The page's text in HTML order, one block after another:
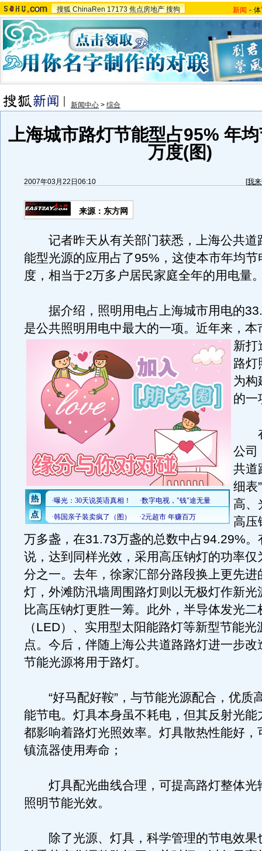
搜狐 ChinaRen 17173 焦点房地产 搜狗 新闻 -
新闻中心 > 综合
上海城市路灯节能型占95% 年
万度(图)
2007年03月22日06:10 [我
来源：东方网
记者昨天从有关部门获悉，上海公共道
能型光源的应用占了95%，这使本市年均
度，相当于2万多户居民家庭全年的用电量
据介绍，照明用电占上海城市用电的
是公共照明用电中最大的一项。 近年来，本
新打
路灯
为构
的一
在
公司
共道
细表
高、
高压
万多盏，在31.73万盏的总数中占94.29%。
说，达到同样光效，采用高压钠灯的功率仅
分之一。去年，徐家汇部分路段换上更先进
灯，外滩防汛墙周围路灯则以无极灯作新光
比高压钠灯更胜一筹。此外，半导体发光二
（LED）、实用型太阳能路灯等新型节能
点。今后，伴随上海公共道路路灯进一步改
节能光源将用于路灯。
“好马配好鞍”，与节能光源配合，优质
能节电。灯具本身虽不耗电，但其反射光能
都影响着路灯光照效率。灯具散热性能好，
镇流器使用寿命；
灯具配光曲线合理，可提高路灯整体光
照明节能光效。
除了光源、灯具，科学管理的节电效果